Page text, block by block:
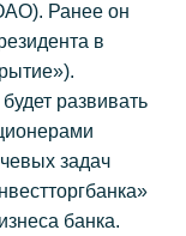
Ранее он
в
развивать
задач
банка.